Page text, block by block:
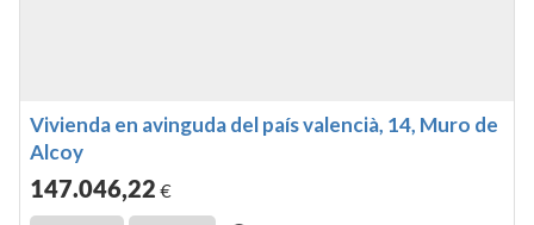
Vivienda en avinguda del país valencià, 14, Muro de
Alcoy
147.046,22 €